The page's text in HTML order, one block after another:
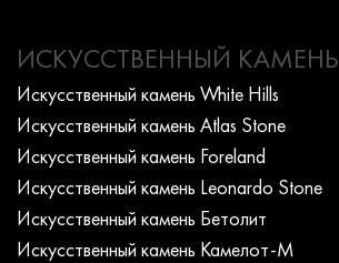
ИСКУССТВЕННЫЙ КАМЕНЬ
Искусcтвенный камень White Hills
Искусcтвенный камень Atlas Stone
Искусcтвенный камень Foreland
Искусcтвенный камень Leonardo Stone
Искусcтвенный камень Бетолит
Искусcтвенный камень Камелот-М